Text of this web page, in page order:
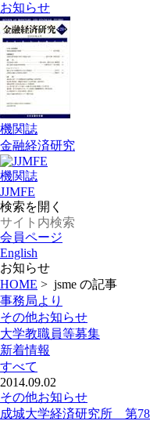
お知らせ
機関誌
金融経済研究
機関誌
JJMFE
検索を開く
会員ページ
English
お知らせ
HOME > jsme の記事
事務局より
その他お知らせ
大学教職員等募集
新着情報
すべて
2014.09.02
その他お知らせ
成城大学経済研究所 第